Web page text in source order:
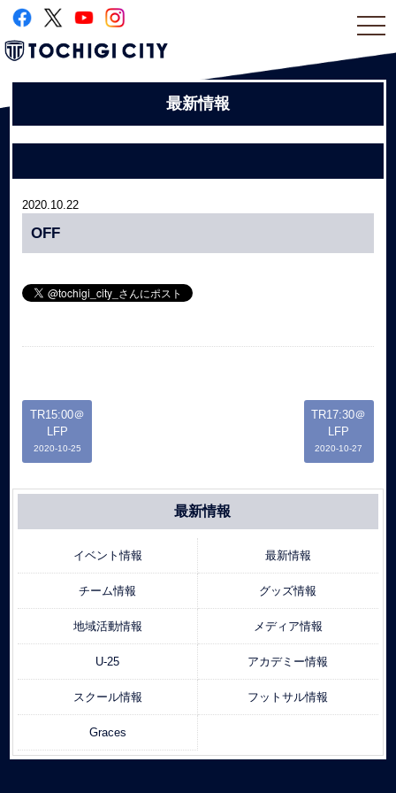
最新情報
2020.10.22
OFF
TR15:00＠
LFP
2020-10-25
TR17:30＠
LFP
2020-10-27
最新情報
イベント情報 最新情報
チーム情報 グッズ情報
地域活動情報 メディア情報
U-25 アカデミー情報
スクール情報 フットサル情報
Graces